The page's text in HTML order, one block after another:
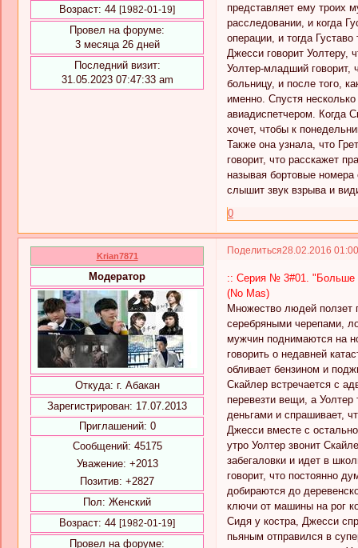
Возраст: 44 [1982-01-19]
Провел на форуме:
3 месяца 26 дней
Последний визит:
31.05.2023 07:47:33 am
представляет ему троих
расследовании, и когда
операции, и тогда
Джесси говорит Уолтеру,
Уолтер-младший говорит,
больницу, и после того,
именно. Спустя
авиадиспетчером. Когда
хочет, чтобы к
Также она узнала, что
говорит, что расскажет
называя бортовые номера
слышит звук взрыва и
0
Поделиться28.02.2016
Krian7871
Модератор
Откуда: г. Абакан
Зарегистрирован: 17.07.2013
Приглашений: 0
Сообщений: 45175
Уважение: +2013
Позитив: +2827
Пол: Женский
Возраст: 44 [1982-01-19]
Провел на форуме:
:: Серия № 3#01. "Больше
(No Mas)
Множество людей ползет
серебряными черепами,
мужчин поднимаются на
говорить о недавней
обливает бензином и
Скайлер встречается с
перевезти вещи, а Уолтер
деньгами и спрашивает,
Джесси вместе с
утро Уолтер звонит
забегаловки и идет в
говорит, что постоянно
добираются до
ключи от машины на рог
Сидя у костра, Джесси
пьяным отправился в